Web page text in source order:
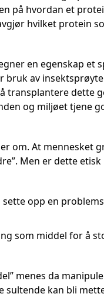
på hvordan et
hvilket protein
en egenskap et
bruk av
transplantere dette
og miljøet tjene
om. At mennesket
Men er dette
opp en
som middel for å
menes da
sultende kan bli